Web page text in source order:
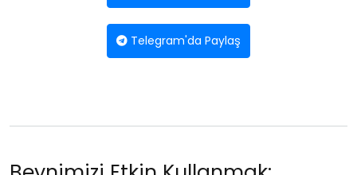
Telegram'da Paylaş